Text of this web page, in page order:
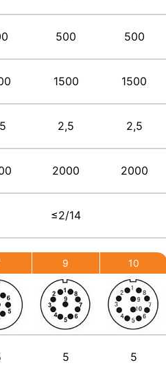
500
1500
2,5
2000
≤2/14
500
1500
2,5
2000
9
5
10
5